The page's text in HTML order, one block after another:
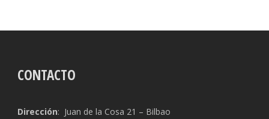
CONTACTO
Dirección: Juan de la Cosa 21 – Bilbao